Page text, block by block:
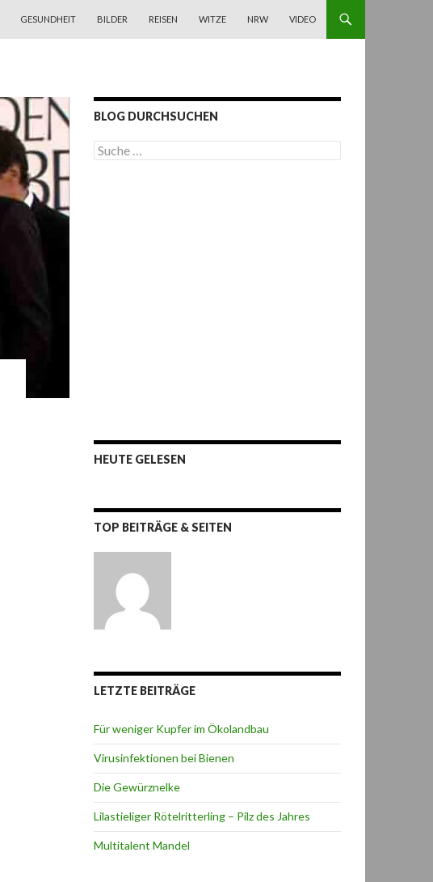
GESUNDHEIT BILDER REISEN WITZE NRW VIDEO
BLOG DURCHSUCHEN
S
u
HEUTE GELESEN
TOP BEITRÄGE & SEITEN
LETZTE BEITRÄGE
Für weniger Kupfer im Ökolandbau
Virusinfektionen bei Bienen
Die Gewürznelke
Lilastieliger Rötelritterling – Pilz des Jahres
Multitalent Mandel